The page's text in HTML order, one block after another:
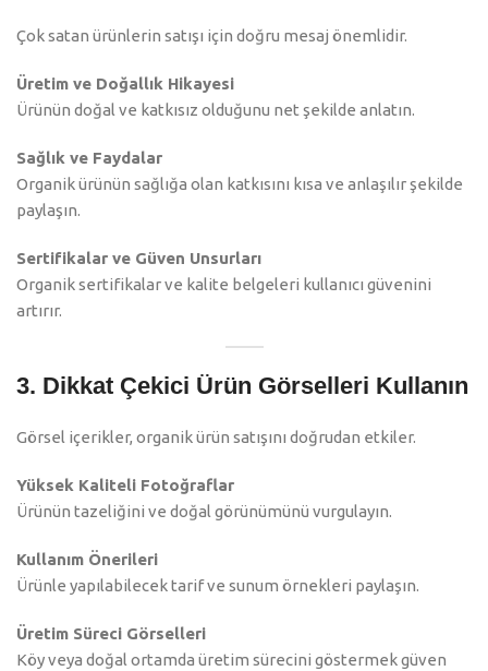
Çok satan ürünlerin satışı için doğru mesaj önemlidir.
Üretim ve Doğallık Hikayesi
Ürünün doğal ve katkısız olduğunu net şekilde anlatın.
Sağlık ve Faydalar
Organik ürünün sağlığa olan katkısını kısa ve anlaşılır şekilde
paylaşın.
Sertifikalar ve Güven Unsurları
Organik sertifikalar ve kalite belgeleri kullanıcı güvenini
artırır.
3. Dikkat Çekici Ürün Görselleri Kullanın
Görsel içerikler, organik ürün satışını doğrudan etkiler.
Yüksek Kaliteli Fotoğraflar
Ürünün tazeliğini ve doğal görünümünü vurgulayın.
Kullanım Önerileri
Ürünle yapılabilecek tarif ve sunum örnekleri paylaşın.
Üretim Süreci Görselleri
Köy veya doğal ortamda üretim sürecini göstermek güven